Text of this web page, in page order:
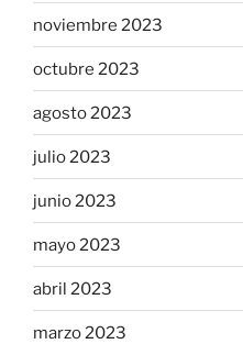
noviembre 2023
octubre 2023
agosto 2023
julio 2023
junio 2023
mayo 2023
abril 2023
marzo 2023